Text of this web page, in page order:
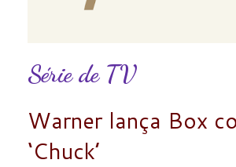
Série de TV
Warner lança Box
‘Chuck’